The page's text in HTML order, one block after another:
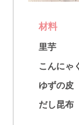
材料
里芋
こんにゃ
ゆずの皮
だし昆布